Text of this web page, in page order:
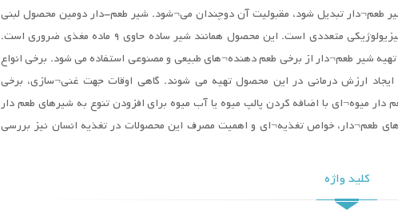
طعم¬دار تبدیل شود، مقبولیت آن دوچندان می¬شود. شیر طعم-دار دومین محصول لبنی
مایع پرمصرف پس از شیر ساده است که دارای مزایای تغذیه ای و فیزیولوژیکی متعددی است. این محصول همانند شیر ساده حاوی 9 ماده مغذی ضروری است.
شیر طعم¬دار از برخی طعم دهنده¬های طبیعی و مصنوعی استفاده می شود. برخی انواع
ایجاد ارزش درمانی در این محصول تهیه می شوند. گاهی اوقات جهت غنی¬سازی، برخی
میوه¬ای با اضافه کردن پالپ میوه یا آب میوه برای افزودن تنوع به شیرهای طعم دار
طعم¬دار، خواص تغذیه¬ای و اهمیت مصرف این محصولات در تغذیه انسان نیز بررسی
کلید واژه